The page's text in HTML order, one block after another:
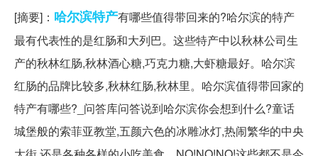
[摘要]： 哈尔滨特产有哪些值得带回来的?哈尔滨的特产
最有代表性的是红肠和大列巴。这些特产中以秋林公司生
产的秋林红肠,秋林酒心糖,巧克力糖,大虾糖最好。哈尔滨
红肠的品牌比较多,秋林红肠,秋林里。哈尔滨值得带回家的
特产有哪些?_问答库问答说到哈尔滨你会想到什么?童话
城堡般的索菲亚教堂,五颜六色的冰雕冰灯,热闹繁华的中央